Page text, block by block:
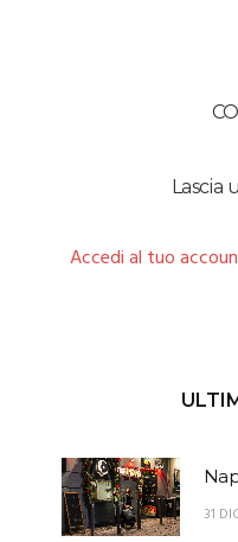
Lascia
Accedi al tuo
31